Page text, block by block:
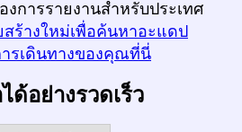
การรายงานสำหรับประเทศ
ร้างใหม่เพื่อค้นหาอะแดป
รเดินทางของคุณที่นี่
อย่างรวดเร็ว